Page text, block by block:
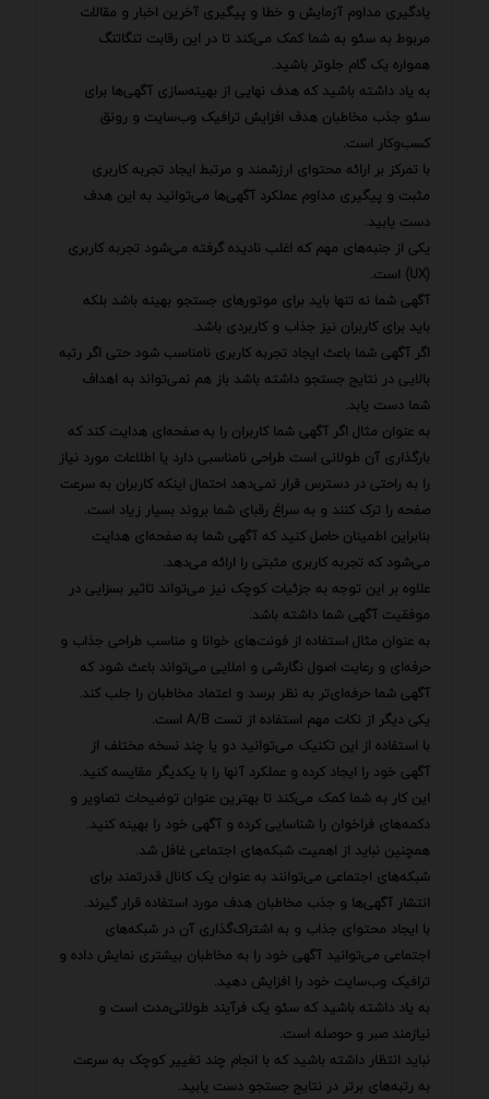
یادگیری مداوم آزمایش و خطا و پیگیری آخرین اخبار و مقالات
مربوط به سئو به شما کمک می‌کند تا در این رقابت تنگاتنگ
همواره یک گام جلوتر باشید.
به یاد داشته باشید که هدف نهایی از بهینه‌سازی آگهی‌ها برای
سئو جذب مخاطبان هدف افزایش ترافیک وب‌سایت و رونق
کسب‌وکار است.
با تمرکز بر ارائه محتوای ارزشمند و مرتبط ایجاد تجربه کاربری
مثبت و پیگیری مداوم عملکرد آگهی‌ها می‌توانید به این هدف
دست یابید.
یکی از جنبه‌های مهم که اغلب نادیده گرفته می‌شود تجربه کاربری
(UX) است.
آگهی شما نه تنها باید برای موتورهای جستجو بهینه باشد بلکه
باید برای کاربران نیز جذاب و کاربردی باشد.
اگر آگهی شما باعث ایجاد تجربه کاربری نامناسب شود حتی اگر رتبه
بالایی در نتایج جستجو داشته باشد باز هم نمی‌تواند به اهداف
شما دست یابد.
به عنوان مثال اگر آگهی شما کاربران را به صفحه‌ای هدایت کند که
بارگذاری آن طولانی است طراحی نامناسبی دارد یا اطلاعات مورد نیاز
را به راحتی در دسترس قرار نمی‌دهد احتمال اینکه کاربران به سرعت
صفحه را ترک کنند و به سراغ رقبای شما بروند بسیار زیاد است.
بنابراین اطمینان حاصل کنید که آگهی شما به صفحه‌ای هدایت
می‌شود که تجربه کاربری مثبتی را ارائه می‌دهد.
علاوه بر این توجه به جزئیات کوچک نیز می‌تواند تاثیر بسزایی در
موفقیت آگهی شما داشته باشد.
به عنوان مثال استفاده از فونت‌های خوانا و مناسب طراحی جذاب و
حرفه‌ای و رعایت اصول نگارشی و املایی می‌تواند باعث شود که
آگهی شما حرفه‌ای‌تر به نظر برسد و اعتماد مخاطبان را جلب کند.
یکی دیگر از نکات مهم استفاده از تست A/B است.
با استفاده از این تکنیک می‌توانید دو یا چند نسخه مختلف از
آگهی خود را ایجاد کرده و عملکرد آنها را با یکدیگر مقایسه کنید.
این کار به شما کمک می‌کند تا بهترین عنوان توضیحات تصاویر و
دکمه‌های فراخوان را شناسایی کرده و آگهی خود را بهینه کنید.
همچنین نباید از اهمیت شبکه‌های اجتماعی غافل شد.
شبکه‌های اجتماعی می‌توانند به عنوان یک کانال قدرتمند برای
انتشار آگهی‌ها و جذب مخاطبان هدف مورد استفاده قرار گیرند.
با ایجاد محتوای جذاب و به اشتراک‌گذاری آن در شبکه‌های
اجتماعی می‌توانید آگهی خود را به مخاطبان بیشتری نمایش داده و
ترافیک وب‌سایت خود را افزایش دهید.
به یاد داشته باشید که سئو یک فرآیند طولانی‌مدت است و
نیازمند صبر و حوصله است.
نباید انتظار داشته باشید که با انجام چند تغییر کوچک به سرعت
به رتبه‌های برتر در نتایج جستجو دست یابید.